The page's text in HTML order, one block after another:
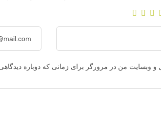
و وبسایت من در مرورگر برای زمانی که دوباره